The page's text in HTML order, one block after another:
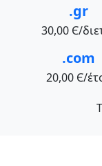
.gr
30,00 Є/
.com
20,00 Є/